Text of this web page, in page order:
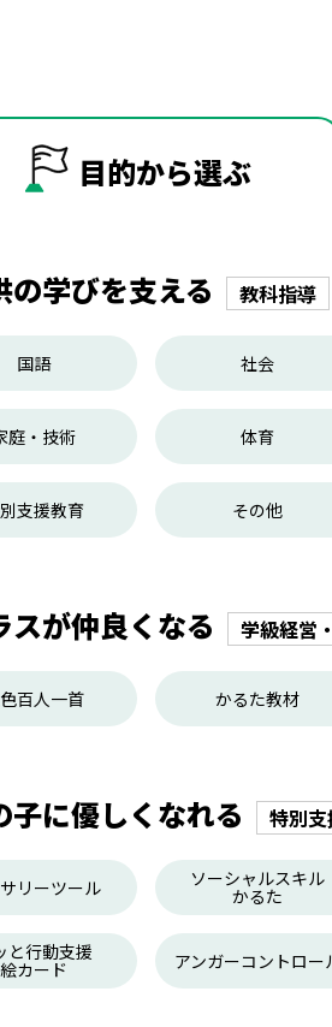
目的から選ぶ
の学びを支える 教科指導
国語 社会
庭・技術 体育
支援教育 その他
スが仲良くなる 学級経営
百人一首 かるた教材
子に優しくなれる 特別
リーツール ソーシャルスキル
かるた
と行動支援
絵カード アンガーコントロー